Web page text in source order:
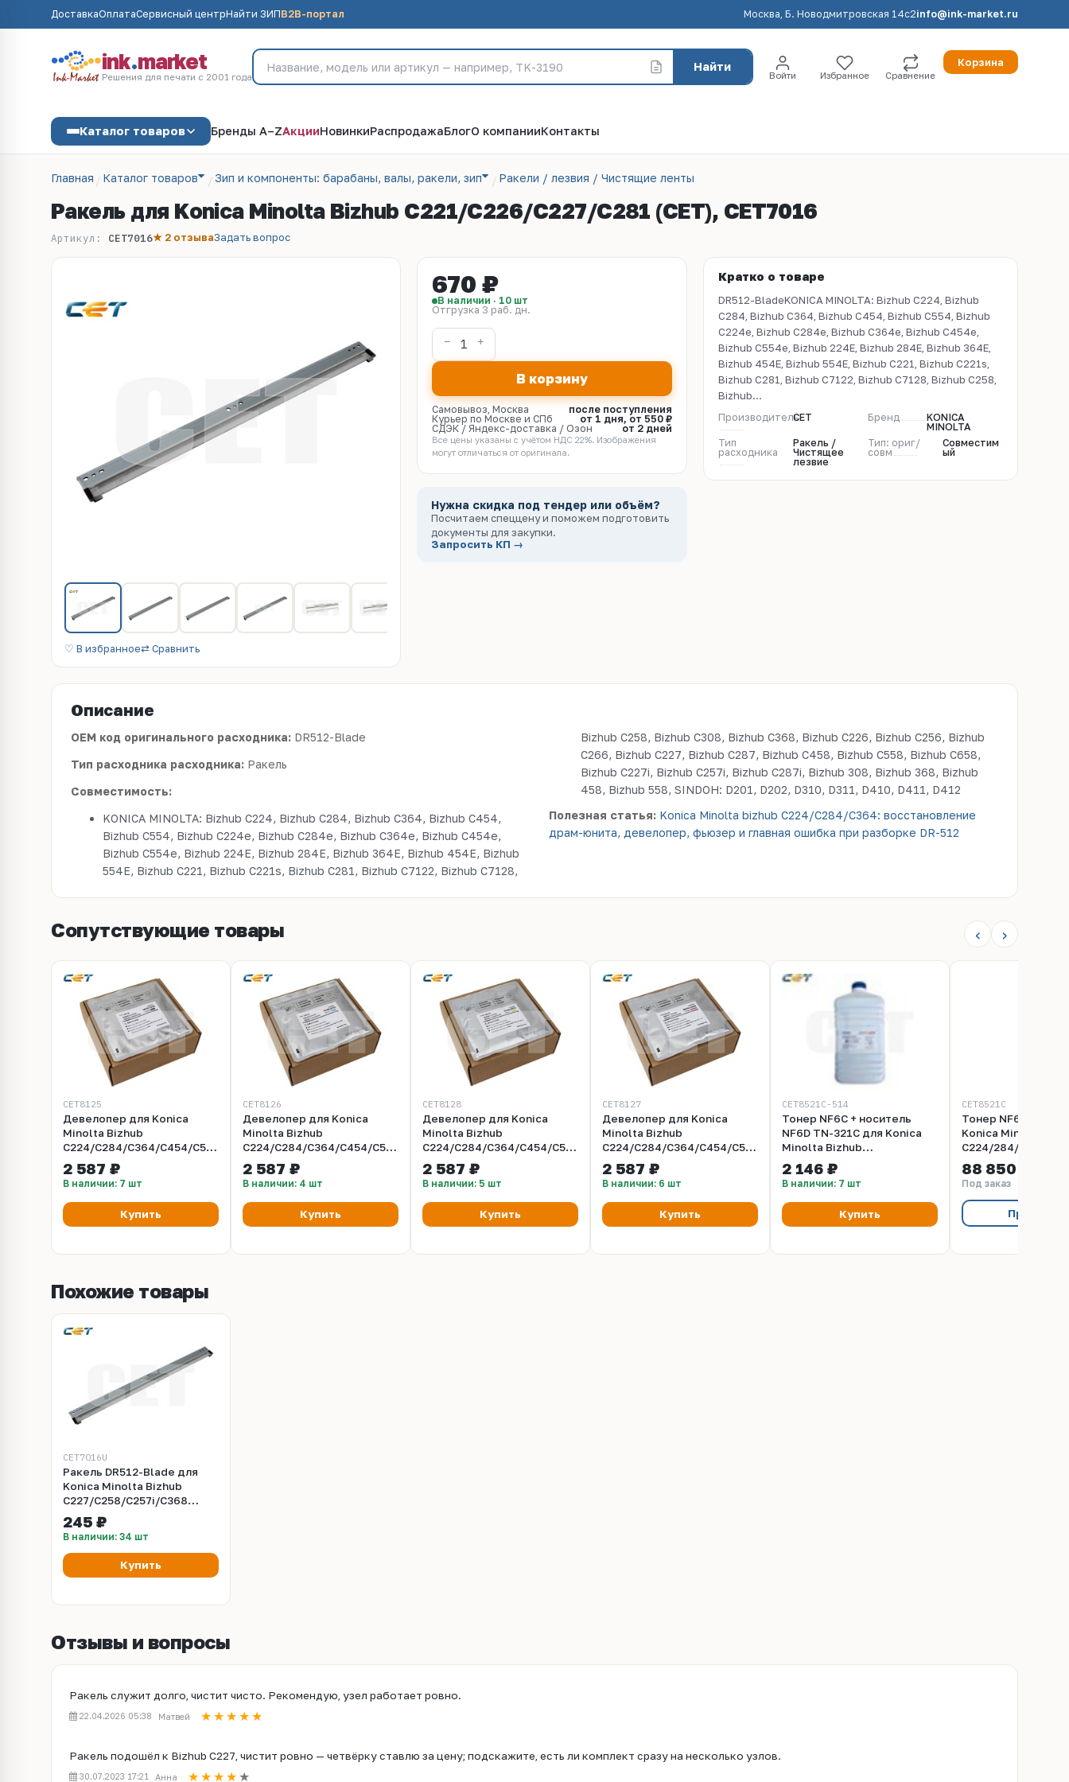
ДоставкаОплатаСервисный центрНайти ЗИПB2B-портал Москва, Б. Новодмитровская 14с2info@ink-market.ru
ink.market
Решения для печати с 2001 года
Найти
Войти Избранное Сравнение
Корзина
Каталог товаров Бренды A–ZАкцииНовинкиРаспродажаБлогО компанииКонтакты
Главная Каталог товаров Зип и компоненты: барабаны, валы, ракели, зип Ракели / лезвия / Чистящие ленты
Ракель для Konica Minolta Bizhub C221/C226/C227/C281 (CET), CET7016
Артикул: CET7016★ 2 отзываЗадать вопрос
♡ В избранное⇄ Сравнить
670 ₽
В наличии · 10 шт
Отгрузка 3 раб. дн.
В корзину
Самовывоз, Москва
после поступления
Курьер по Москве и СПб
от 1 дня, от 550 ₽
СДЭК / Яндекс-доставка / Озон
от 2 дней
Все цены указаны с учётом НДС 22%. Изображения
могут отличаться от оригинала.
Нужна скидка под тендер или объём?
Посчитаем спеццену и поможем подготовить
документы для закупки.
Запросить КП →
Кратко о товаре
DR512-BladeKONICA MINOLTA: Bizhub C224, Bizhub
C284, Bizhub C364, Bizhub C454, Bizhub C554, Bizhub
C224e, Bizhub C284e, Bizhub C364e, Bizhub C454e,
Bizhub C554e, Bizhub 224E, Bizhub 284E, Bizhub 364E,
Bizhub 454E, Bizhub 554E, Bizhub C221, Bizhub C221s,
Bizhub C281, Bizhub C7122, Bizhub C7128, Bizhub C258,
Bizhub...
ПроизводительCET Бренд
KONICA
MINOLTA
Тип
расходника
Ракель /
Чистящее
лезвие
Тип: ориг/
совм
Совместим
ый
Описание
OEM код оригинального расходника: DR512-Blade
Тип расходника расходника: Ракель
Совместимость:
KONICA MINOLTA: Bizhub C224, Bizhub C284, Bizhub C364, Bizhub C454,
Bizhub C554, Bizhub C224e, Bizhub C284e, Bizhub C364e, Bizhub C454e,
Bizhub C554e, Bizhub 224E, Bizhub 284E, Bizhub 364E, Bizhub 454E, Bizhub
554E, Bizhub C221, Bizhub C221s, Bizhub C281, Bizhub C7122, Bizhub C7128,
Bizhub C258, Bizhub C308, Bizhub C368, Bizhub C226, Bizhub C256, Bizhub
C266, Bizhub C227, Bizhub C287, Bizhub C458, Bizhub C558, Bizhub C658,
Bizhub C227i, Bizhub C257i, Bizhub C287i, Bizhub 308, Bizhub 368, Bizhub
458, Bizhub 558, SINDOH: D201, D202, D310, D311, D410, D411, D412
Полезная статья: Konica Minolta bizhub C224/C284/C364: восстановление
драм-юнита, девелопер, фьюзер и главная ошибка при разборке DR-512
Сопутствующие товары ‹ ›
CET8125
Девелопер для Konica
Minolta Bizhub
C224/C284/C364/C454/C554/C287
(CET) Black, 210г/пак,
590000 стр., CET8125
2 587 ₽
В наличии: 7 шт
Купить
CET8126
Девелопер для Konica
Minolta Bizhub
C224/C284/C364/C454/C554
(CET) Cyan, 210г/пак,
590000 стр., CET8126
2 587 ₽
В наличии: 4 шт
Купить
CET8128
Девелопер для Konica
Minolta Bizhub
C224/C284/C364/C454/C554
(CET) Yellow, 210г/пак,
590000 стр., CET8128
2 587 ₽
В наличии: 5 шт
Купить
CET8127
Девелопер для Konica
Minolta Bizhub
C224/C284/C364/C454/C554
(CET) Magenta, 210г/пак,
590000 стр., CET8127
2 587 ₽
В наличии: 6 шт
Купить
CET8521C-514
Тонер NF6C + носитель
NF6D TN-321C для Konica
Minolta Bizhub
C224/284/364 (CET) Cyan,
514г/бут, CET8521C-514
2 146 ₽
В наличии: 7 шт
Купить
CET8521C
Тонер NF6C TN-
Konica Minolta
C224/284/364
20кг/мешок,
CET8521C
88 850 ₽
Под заказ
Похожие товары
CET7016U
Ракель DR512-Blade для
Konica Minolta Bizhub
C227/C258/C257i/C368
(CET), CET7016U
245 ₽
В наличии: 34 шт
Купить
Отзывы и вопросы
Ракель служит долго, чистит чисто. Рекомендую, узел работает ровно.
22.04.2026 05:38 Матвей
Ракель подошёл к Bizhub C227, чистит ровно — четвёрку ставлю за цену; подскажите, есть ли комплект сразу на несколько узлов.
30.07.2023 17:21 Анна